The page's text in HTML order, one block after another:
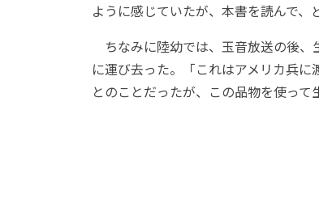
ように感じていたが、本書を読んで、
ちなみに陸幼では、玉音放送の後、
に運び去った。「これはアメリカ兵に
とのことだったが、この品物を使って